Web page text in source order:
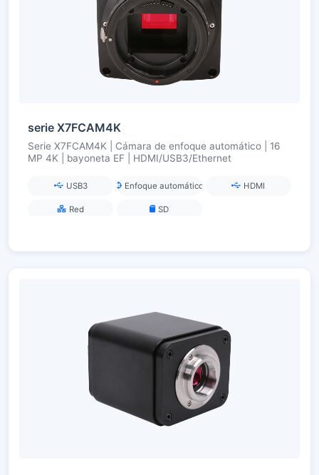
serie X7FCAM4K
Serie X7FCAM4K | Cámara de enfoque automático | 16
MP 4K | bayoneta EF | HDMI/USB3/Ethernet
USB3 Enfoque automático HDMI
Red SD